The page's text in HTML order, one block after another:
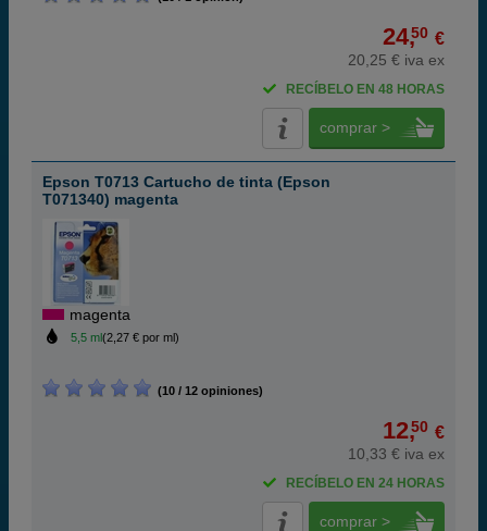
24,50 €
20,25 € iva ex
RECÍBELO EN 48 HORAS
comprar >
Epson T0713 Cartucho de tinta (Epson
T071340) magenta
magenta
5,5 ml(2,27 € por ml)
(10 / 12 opiniones)
12,50 €
10,33 € iva ex
RECÍBELO EN 24 HORAS
comprar >